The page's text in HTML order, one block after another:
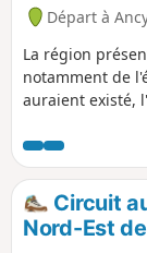
Départ à
La région
notamment de
auraient existé,
furent exploitées
Circuit
Nord-Est